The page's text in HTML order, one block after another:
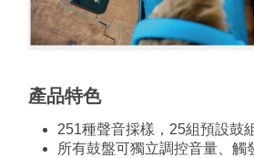
產品特色
251種聲音採樣，25組預設鼓
所有鼓盤可獨立調控音量、觸